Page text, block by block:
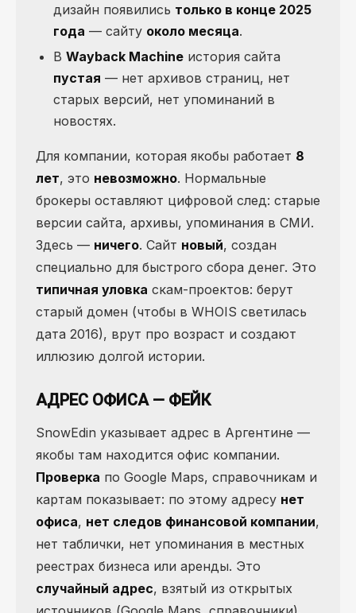
дизайн появились только в конце 2025
года — сайту около месяца.
В Wayback Machine история сайта
пустая — нет архивов страниц, нет
старых версий, нет упоминаний в
новостях.
Для компании, которая якобы работает 8
лет, это невозможно. Нормальные
брокеры оставляют цифровой след: старые
версии сайта, архивы, упоминания в СМИ.
Здесь — ничего. Сайт новый, создан
специально для быстрого сбора денег. Это
типичная уловка скам-проектов: берут
старый домен (чтобы в WHOIS светилась
дата 2016), врут про возраст и создают
иллюзию долгой истории.
АДРЕС ОФИСА — ФЕЙК
SnowEdin указывает адрес в Аргентине —
якобы там находится офис компании.
Проверка по Google Maps, справочникам и
картам показывает: по этому адресу нет
офиса, нет следов финансовой компании,
нет таблички, нет упоминания в местных
реестрах бизнеса или аренды. Это
случайный адрес, взятый из открытых